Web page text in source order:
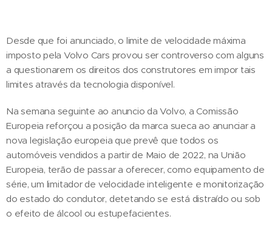
Desde que foi anunciado, o limite de velocidade máxima
imposto pela Volvo Cars provou ser controverso com alguns
a questionarem os direitos dos construtores em impor tais
limites através da tecnologia disponível.
Na semana seguinte ao anuncio da Volvo, a Comissão
Europeia reforçou a posição da marca sueca ao anunciar a
nova legislação europeia que prevê que todos os
automóveis vendidos a partir de Maio de 2022, na União
Europeia, terão de passar a oferecer, como equipamento de
série, um limitador de velocidade inteligente e monitorização
do estado do condutor, detetando se está distraído ou sob
o efeito de álcool ou estupefacientes.